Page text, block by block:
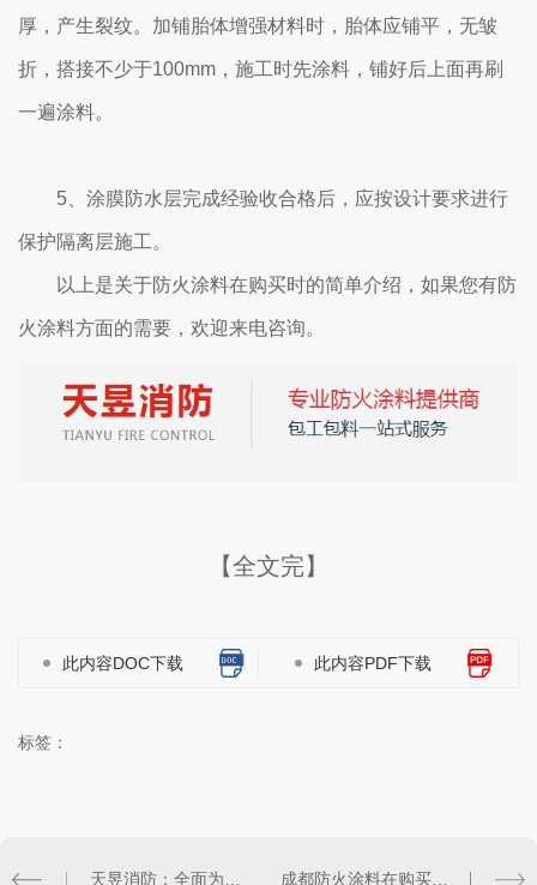
厚，产生裂纹。加铺胎体增强材料时，胎体应铺平，无皱
折，搭接不少于100mm，施工时先涂料，铺好后上面再刷
一遍涂料。
5、涂膜防水层完成经验收合格后，应按设计要求进行
保护隔离层施工。
以上是关于防火涂料在购买时的简单介绍，如果您有防
火涂料方面的需要，欢迎来电咨询。
【全文完】
此内容DOC下载 此内容PDF下载
标签：